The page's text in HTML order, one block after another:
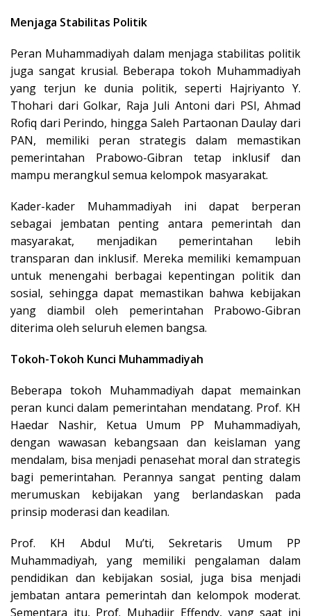
Menjaga Stabilitas Politik
Peran Muhammadiyah dalam menjaga stabilitas politik
juga sangat krusial. Beberapa tokoh Muhammadiyah
yang terjun ke dunia politik, seperti Hajriyanto Y.
Thohari dari Golkar, Raja Juli Antoni dari PSI, Ahmad
Rofiq dari Perindo, hingga Saleh Partaonan Daulay dari
PAN, memiliki peran strategis dalam memastikan
pemerintahan Prabowo-Gibran tetap inklusif dan
mampu merangkul semua kelompok masyarakat.
Kader-kader Muhammadiyah ini dapat berperan
sebagai jembatan penting antara pemerintah dan
masyarakat, menjadikan pemerintahan lebih
transparan dan inklusif. Mereka memiliki kemampuan
untuk menengahi berbagai kepentingan politik dan
sosial, sehingga dapat memastikan bahwa kebijakan
yang diambil oleh pemerintahan Prabowo-Gibran
diterima oleh seluruh elemen bangsa.
Tokoh-Tokoh Kunci Muhammadiyah
Beberapa tokoh Muhammadiyah dapat memainkan
peran kunci dalam pemerintahan mendatang. Prof. KH
Haedar Nashir, Ketua Umum PP Muhammadiyah,
dengan wawasan kebangsaan dan keislaman yang
mendalam, bisa menjadi penasehat moral dan strategis
bagi pemerintahan. Perannya sangat penting dalam
merumuskan kebijakan yang berlandaskan pada
prinsip moderasi dan keadilan.
Prof. KH Abdul Mu’ti, Sekretaris Umum PP
Muhammadiyah, yang memiliki pengalaman dalam
pendidikan dan kebijakan sosial, juga bisa menjadi
jembatan antara pemerintah dan kelompok moderat.
Sementara itu, Prof. Muhadjir Effendy, yang saat ini